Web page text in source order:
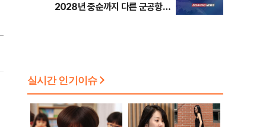
2028년 중순까지 다른 군공항